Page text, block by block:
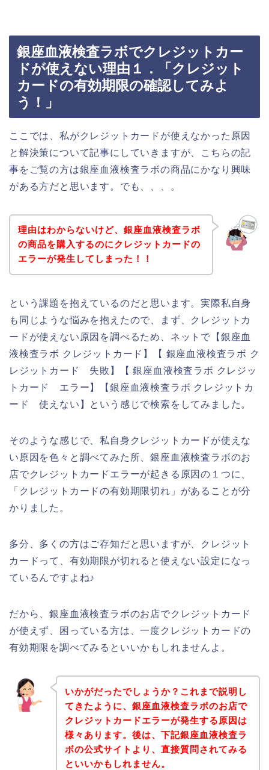
銀座血液検査ラボでクレジットカー
ドが使えない理由１．「クレジット
カードの有効期限の確認してみよ
う！」
ここでは、私がクレジットカードが使えなかった原因
と解決策について記事にしていきますが、こちらの記
事をご覧の方は銀座血液検査ラボの商品にかなり興味
がある方だと思います。でも、、、。
理由はわからないけど、銀座血液検査ラボ
の商品を購入するのにクレジットカードの
エラーが発生してしまった！！
という課題を抱えているのだと思います。実際私自身
も同じような悩みを抱えたので、まず、クレジットカ
ードが使えない原因を調べるため、ネットで【銀座血
液検査ラボ クレジットカード】【 銀座血液検査ラボ ク
レジットカード 失敗】【 銀座血液検査ラボ クレジッ
トカード エラー】【銀座血液検査ラボ クレジットカ
ード 使えない】という感じで検索をしてみました。
そのような感じで、私自身クレジットカードが使えな
い原因を色々と調べてみた所、銀座血液検査ラボのお
店でクレジットカードエラーが起きる原因の１つに、
「クレジットカードの有効期限切れ」があることが分
かりました。
多分、多くの方はご存知だと思いますが、クレジット
カードって、有効期限が切れると使えない設定になっ
ているんですよね♪
だから、銀座血液検査ラボのお店でクレジットカード
が使えず、困っている方は、一度クレジットカードの
有効期限を調べてみるといいかもしれませんよ。
いかがだったでしょうか？これまで説明し
てきたように、銀座血液検査ラボのお店で
クレジットカードエラーが発生する原因は
様々あります。後は、下記銀座血液検査ラ
ボの公式サイトより、直接質問されてみる
といいかもしれません。